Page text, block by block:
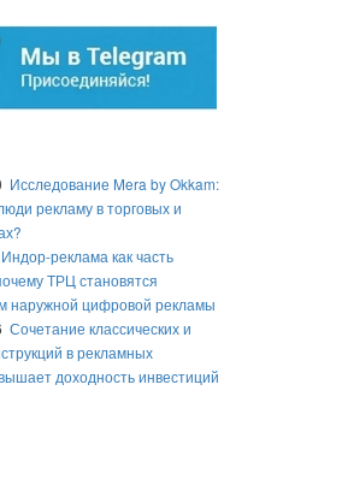
Исследование Mera by Okkam:
рекламу в торговых и
Индор-реклама как часть
ТРЦ становятся
наружной цифровой рекламы
Сочетание классических и
в рекламных
доходность инвестиций